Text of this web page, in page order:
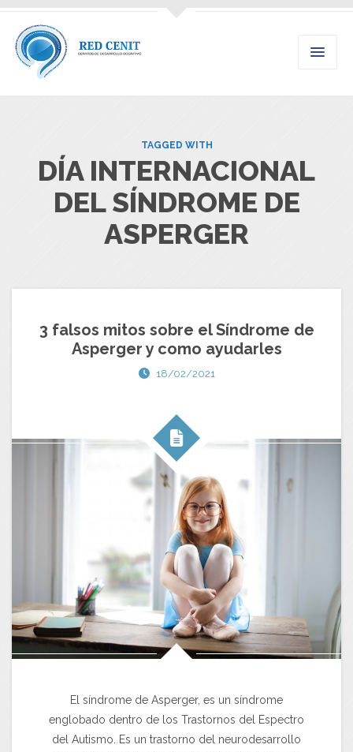
TAGGED WITH
DÍA INTERNACIONAL
DEL SÍNDROME DE
ASPERGER
3 falsos mitos sobre el Síndrome de
Asperger y como ayudarles
18/02/2021
El síndrome de Asperger, es un síndrome
englobado dentro de los Trastornos del Espectro
del Autismo. Es un trastorno del neurodesarrollo